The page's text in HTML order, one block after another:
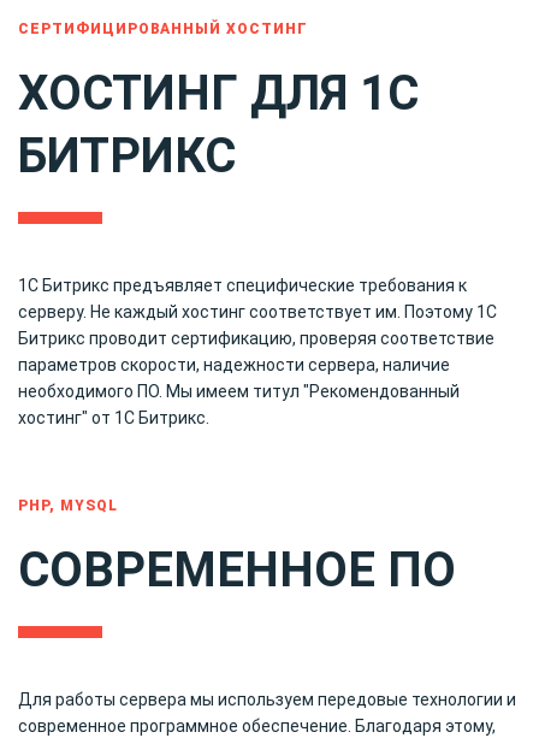
СЕРТИФИЦИРОВАННЫЙ ХОСТИНГ
ХОСТИНГ ДЛЯ 1С
БИТРИКС
1С Битрикс предъявляет специфические требования к
серверу. Не каждый хостинг соответствует им. Поэтому 1С
Битрикс проводит сертификацию, проверяя соответствие
параметров скорости, надежности сервера, наличие
необходимого ПО. Мы имеем титул "Рекомендованный
хостинг" от 1С Битрикс.
PHP, MYSQL
СОВРЕМЕННОЕ ПО
Для работы сервера мы используем передовые технологии и
современное программное обеспечение. Благодаря этому,